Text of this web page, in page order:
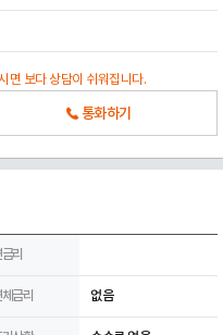
면 보다 상담이 쉬워집니다.
통화하기
리
금리 없음